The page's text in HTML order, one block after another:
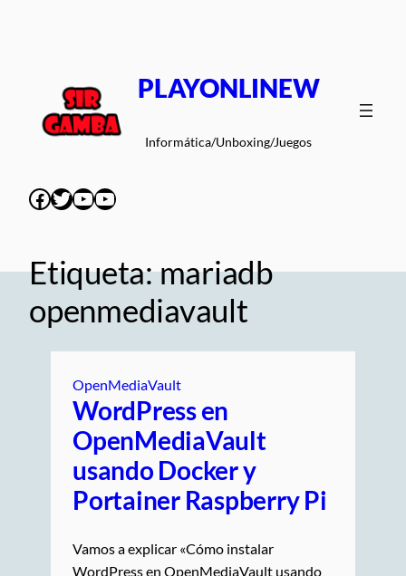
PLAYONLINEW
Informática/Unboxing/Juegos
Facebook
Twitter
YouTube
YouTube
Etiqueta:mariadb
openmediavault
OpenMediaVault
WordPress en
OpenMediaVault
usando Docker y
Portainer Raspberry Pi
Vamos a explicar «Cómo instalar
WordPress en OpenMediaVault usando